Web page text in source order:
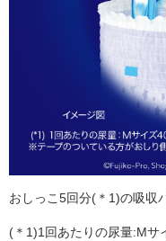
おしっこ5回分(＊1)の吸収
(＊1)1回あたりの尿量:Mサ